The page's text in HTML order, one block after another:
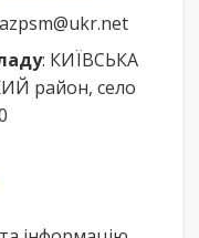
: КИЇВСЬКА
район, село